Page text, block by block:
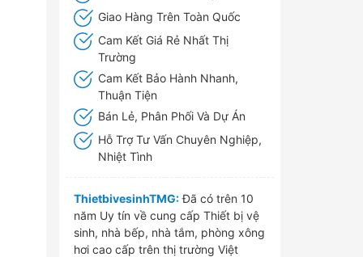
Giao Hàng Trên Toàn Quốc
Cam Kết Giá Rẻ Nhất Thị
Trường
Cam Kết Bảo Hành Nhanh,
Thuận Tiện
Bán Lẻ, Phân Phối Và Dự Án
Hỗ Trợ Tư Vấn Chuyên Nghiệp,
Nhiệt Tình
ThietbivesinhTMG:Đã có trên 10
năm Uy tín về cung cấp Thiết bị vệ
sinh, nhà bếp, nhà tắm, phòng xông
hơi cao cấp trên thị trường Việt